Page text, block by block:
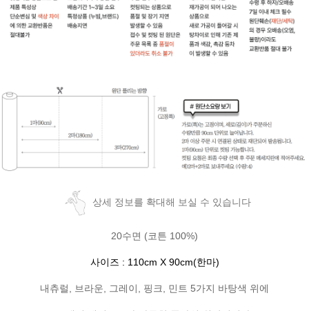
상세 정보를 확대해 보실 수 있습니다
20수면 (코튼 100%)
사이즈 : 110cm X 90cm(한마)
내츄럴, 브라운, 그레이, 핑크, 민트 5가지 바탕색 위에